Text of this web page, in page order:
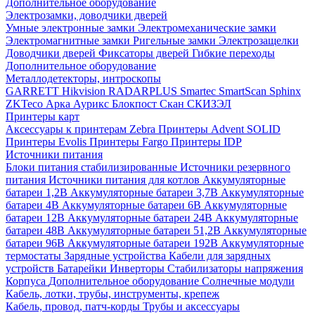
Электрозамки, доводчики дверей
Умные электронные замки Электромеханические замки
Электромагнитные замки Ригельные замки Электрозащелки
Доводчики дверей Фиксаторы дверей Гибкие переходы
Дополнительное оборудование
Металлодетекторы, интроскопы
GARRETT Hikvision RADARPLUS Smartec SmartScan Sphinx
ZKTeco Арка Аурикс Блокпост Скан СКИЗЭЛ
Принтеры карт
Аксессуары к принтерам Zebra Принтеры Advent SOLID
Принтеры Evolis Принтеры Fargo Принтеры IDP
Источники питания
Блоки питания стабилизированные Источники резервного
питания Источники питания для котлов Аккумуляторные
батареи 1,2В Аккумуляторные батареи 3,7В Аккумуляторные
батареи 4В Аккумуляторные батареи 6В Аккумуляторные
батареи 12В Аккумуляторные батареи 24В Аккумуляторные
батареи 48В Аккумуляторные батареи 51,2В Аккумуляторные
батареи 96В Аккумуляторные батареи 192В Аккумуляторные
термостаты Зарядные устройства Кабели для зарядных
устройств Батарейки Инверторы Стабилизаторы напряжения
Корпуса Дополнительное оборудование Солнечные модули
Кабель, лотки, трубы, инструменты, крепеж
Кабель, провод, патч-корды Трубы и аксессуары